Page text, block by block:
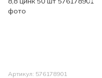
Артикул: 576178901